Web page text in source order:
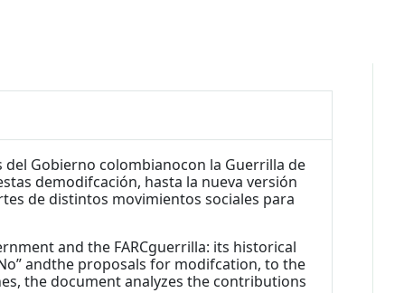
Gobierno colombianocon la Guerrilla de
demodifcación, hasta la nueva versión
de distintos movimientos sociales para
and the FARCguerrilla: its historical
andthe proposals for modifcation, to the
the document analyzes the contributions